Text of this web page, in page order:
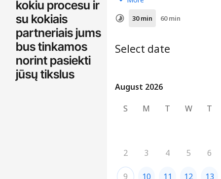
kokiu procesu ir
su kokiais
partneriais jums
bus tinkamos
norint pasiekti
jūsų tikslus